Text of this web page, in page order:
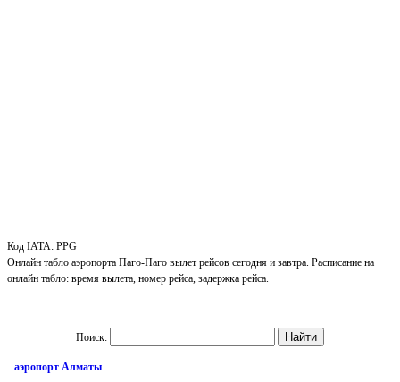
Код IATA: PPG
Онлайн табло аэропорта Паго-Паго вылет рейсов сегодня и завтра. Расписание на
онлайн табло: время вылета, номер рейса, задержка рейса.
Поиск:
аэропорт Алматы